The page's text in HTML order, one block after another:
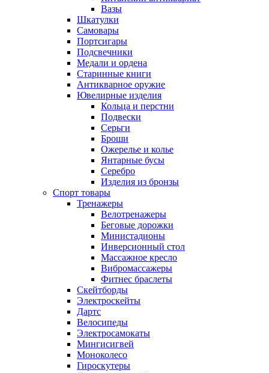
Вазы
Шкатулки
Самовары
Портсигары
Подсвечники
Медали и ордена
Старинные книги
Антикварное оружие
Ювелирные изделия
Кольца и перстни
Подвески
Серьги
Броши
Ожерелье и колье
Янтарные бусы
Серебро
Изделия из бронзы
Спорт товары
Тренажеры
Велотренажеры
Беговые дорожки
Министадионы
Инверсионный стол
Массажное кресло
Вибромассажеры
Фитнес браслеты
Скейтборды
Электроскейты
Дартс
Велосипеды
Электросамокаты
Мингисигвей
Моноколесо
Гироскутеры